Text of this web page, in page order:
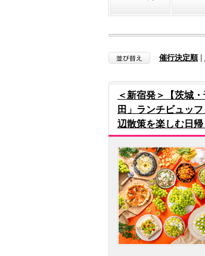
催行決定順|
＜新宿発＞【茨城
田」ランチビュッ
辺散策を楽しむ日